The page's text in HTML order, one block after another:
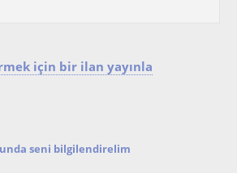
için bir ilan yayınla
seni bilgilendirelim